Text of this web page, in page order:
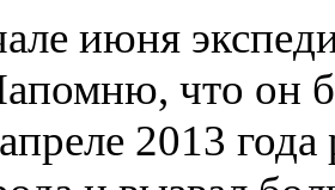
июня
что он
2013